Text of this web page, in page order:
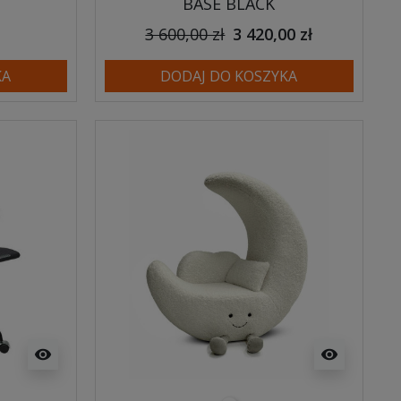
3 600,00 zł 3 420,00 zł
DODAJ DO KOSZYKA
visibility visibility